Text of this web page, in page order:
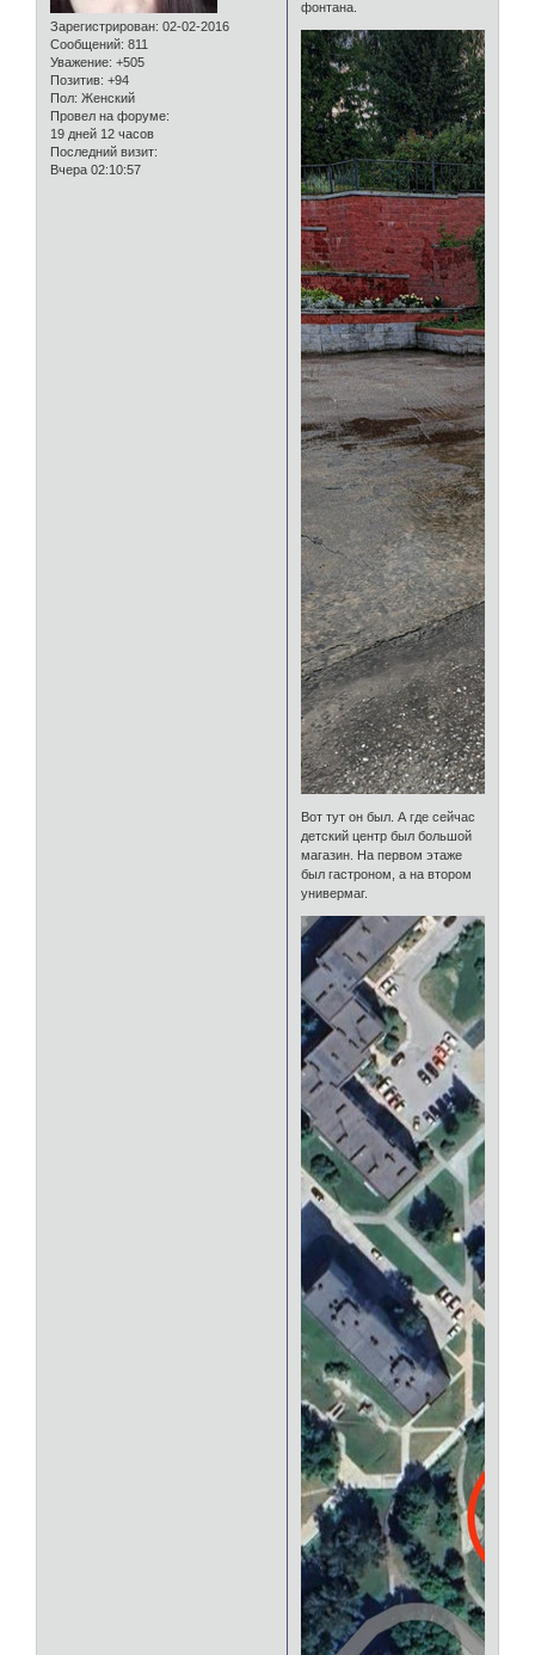
Зарегистрирован: 02-02-2016
Сообщений: 811
Уважение: +505
Позитив: +94
Пол: Женский
Провел на форуме:
19 дней 12 часов
Последний визит:
Вчера 02:10:57
фонтана.
Вот тут он был. А где сейчас
детский центр был большой
магазин. На первом этаже
был гастроном, а на втором
универмаг.